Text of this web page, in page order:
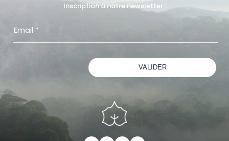
Inscription à notre newsletter :